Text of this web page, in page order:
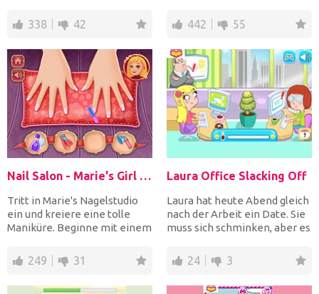
338 42 442 55
Nail Salon - Marie's Girl Games
Tritt in Marie's Nagelstudio
ein und kreiere eine tolle
Maniküre. Beginne mit einem
249 31
Laura Office Slacking Off
Laura hat heute Abend gleich
nach der Arbeit ein Date. Sie
muss sich schminken, aber es
24 3